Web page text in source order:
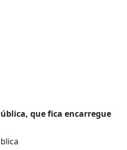
que fica encarregue